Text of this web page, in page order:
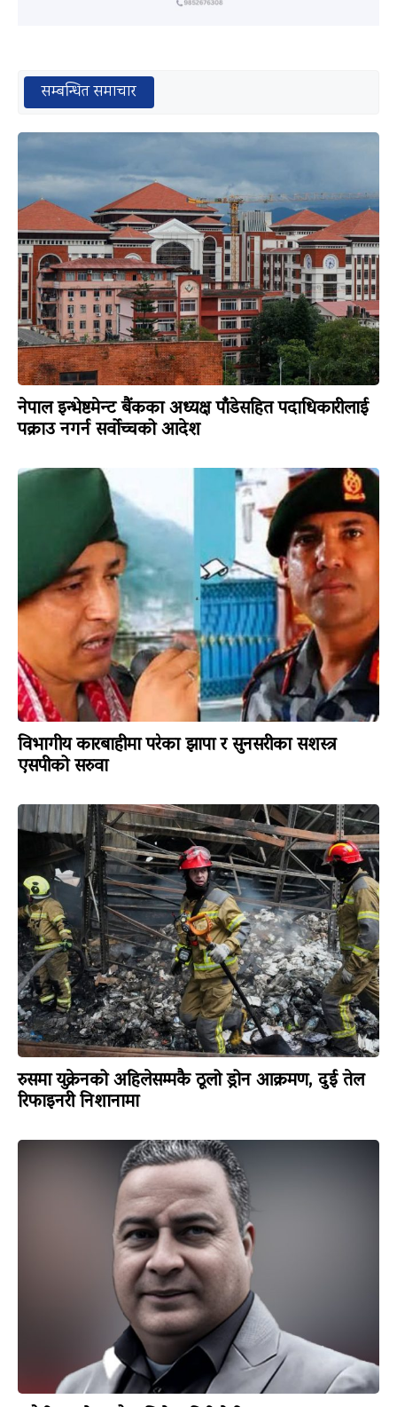
सम्बन्धित समाचार
नेपाल इन्भेष्टमेन्ट बैंकका अध्यक्ष पाँडेसहित पदाधिकारीलाई
पक्राउ नगर्न सर्वोच्चको आदेश
विभागीय कारबाहीमा परेका झापा र सुनसरीका सशस्त्र
एसपीको सरुवा
रुसमा युक्रेनको अहिलेसम्मकै ठूलो ड्रोन आक्रमण, दुई तेल
रिफाइनरी निशानामा